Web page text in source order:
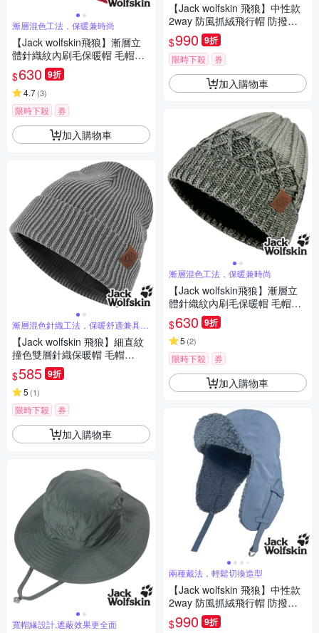
漸層混色工法，保暖兼時尚
【Jack wolfskin飛狼】漸層立
體針織紋內刷毛保暖帽 毛帽
『紅粉』
$630 9折
4.7(3)
限時下殺 券
加入購物車
漸層混色針織工法，保暖舒適兼具時
尚品味
【Jack wolfskin 飛狼】細直紋
撞色雙層針織保暖帽 毛帽
『灰』
$585 9折
5 (1)
限時下殺 券
加入購物車
寬帽緣設計,遮蔽效果更全面
【Jack wolfskin 飛狼】中性款
2way 防風抓絨飛行帽 防撥水
保暖帽『黑』
$990 9折
限時下殺 券
加入購物車
漸層混色工法，保暖兼時尚
【Jack wolfskin飛狼】漸層立
體針織紋內刷毛保暖帽 毛帽
『黑灰』
$630 9折
5 (2)
限時下殺 券
加入購物車
兩種戴法，輕鬆切換造型
【Jack wolfskin 飛狼】中性款
2way 防風抓絨飛行帽 防撥水
保暖帽『迷霧藍』
$990 9折